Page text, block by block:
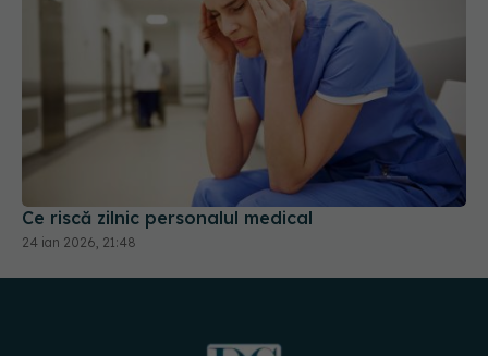
Ce riscă zilnic personalul medical
24 ian 2026, 21:48